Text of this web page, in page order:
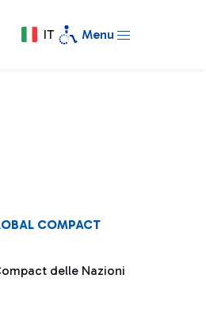
IT Menu
COMPACT
delle Nazioni